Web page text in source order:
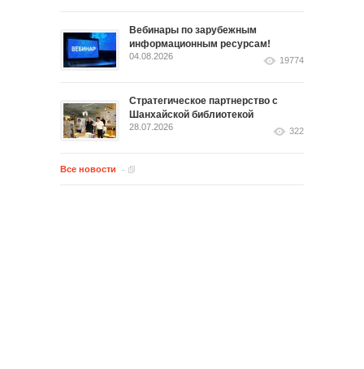
Вебинары по зарубежным
информационным ресурсам!
04.08.2026 19774
Стратегическое партнерство с
Шанхайской библиотекой
28.07.2026 322
Все новости